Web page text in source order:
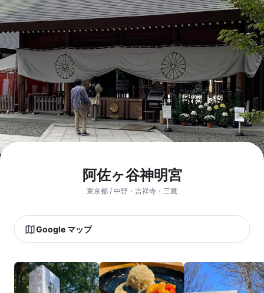
阿佐ヶ谷神明宮
東京都 / 中野・吉祥寺・三鷹
Google マップ